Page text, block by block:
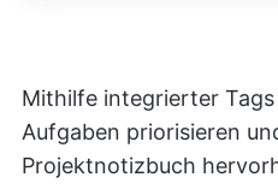
Mithilfe integrierter Tags
Aufgaben priorisieren
Projektnotizbuch